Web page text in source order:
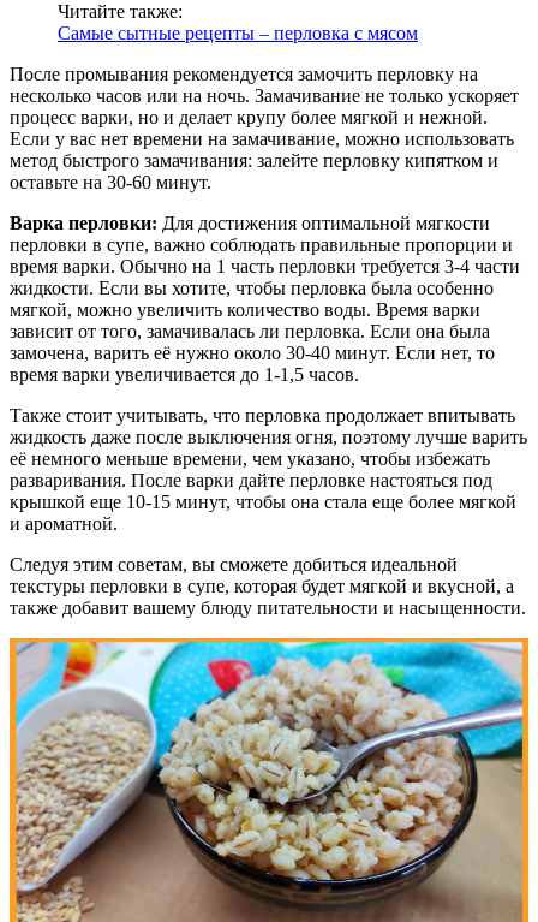
Читайте также:
Самые сытные рецепты – перловка с мясом
После промывания рекомендуется замочить перловку на
несколько часов или на ночь. Замачивание не только ускоряет
процесс варки, но и делает крупу более мягкой и нежной.
Если у вас нет времени на замачивание, можно использовать
метод быстрого замачивания: залейте перловку кипятком и
оставьте на 30-60 минут.
Варка перловки: Для достижения оптимальной мягкости
перловки в супе, важно соблюдать правильные пропорции и
время варки. Обычно на 1 часть перловки требуется 3-4 части
жидкости. Если вы хотите, чтобы перловка была особенно
мягкой, можно увеличить количество воды. Время варки
зависит от того, замачивалась ли перловка. Если она была
замочена, варить её нужно около 30-40 минут. Если нет, то
время варки увеличивается до 1-1,5 часов.
Также стоит учитывать, что перловка продолжает впитывать
жидкость даже после выключения огня, поэтому лучше варить
её немного меньше времени, чем указано, чтобы избежать
разваривания. После варки дайте перловке настояться под
крышкой еще 10-15 минут, чтобы она стала еще более мягкой
и ароматной.
Следуя этим советам, вы сможете добиться идеальной
текстуры перловки в супе, которая будет мягкой и вкусной, а
также добавит вашему блюду питательности и насыщенности.